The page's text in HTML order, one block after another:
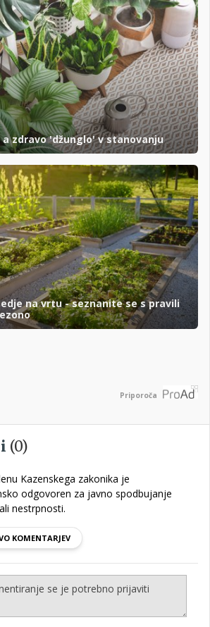
zdravo 'džunglo' v stanovanju
na vrtu - seznanite se s pravili
Priporoča
(0)
Kazenskega zakonika je
odgovoren za javno spodbujanje
nestrpnosti.
KOMENTARJEV